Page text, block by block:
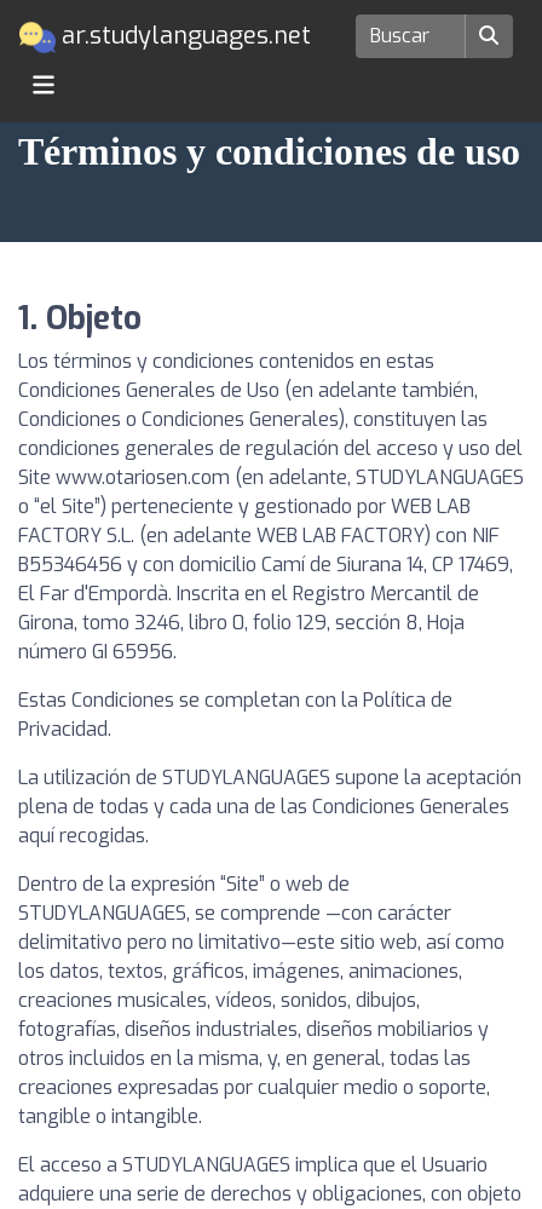
ar.studylanguages.net
Términos y condiciones de uso
1. Objeto
Los términos y condiciones contenidos en estas
Condiciones Generales de Uso (en adelante también,
Condiciones o Condiciones Generales), constituyen las
condiciones generales de regulación del acceso y uso del
Site www.otariosen.com (en adelante, STUDYLANGUAGES
o “el Site”) perteneciente y gestionado por WEB LAB
FACTORY S.L. (en adelante WEB LAB FACTORY) con NIF
B55346456 y con domicilio Camí de Siurana 14, CP 17469,
El Far d'Empordà. Inscrita en el Registro Mercantil de
Girona, tomo 3246, libro 0, folio 129, sección 8, Hoja
número GI 65956.
Estas Condiciones se completan con la Política de
Privacidad.
La utilización de STUDYLANGUAGES supone la aceptación
plena de todas y cada una de las Condiciones Generales
aquí recogidas.
Dentro de la expresión “Site” o web de
STUDYLANGUAGES, se comprende —con carácter
delimitativo pero no limitativo—este sitio web, así como
los datos, textos, gráficos, imágenes, animaciones,
creaciones musicales, vídeos, sonidos, dibujos,
fotografías, diseños industriales, diseños mobiliarios y
otros incluidos en la misma, y, en general, todas las
creaciones expresadas por cualquier medio o soporte,
tangible o intangible.
El acceso a STUDYLANGUAGES implica que el Usuario
adquiere una serie de derechos y obligaciones, con objeto